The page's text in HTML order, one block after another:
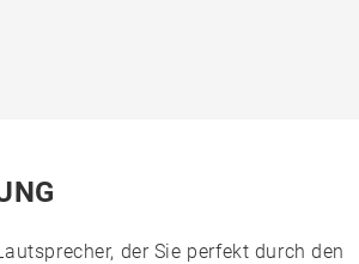
der Sie perfekt durch den